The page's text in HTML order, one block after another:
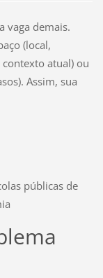
vaga demais.
(local,
atual) ou
Assim, sua
públicas de